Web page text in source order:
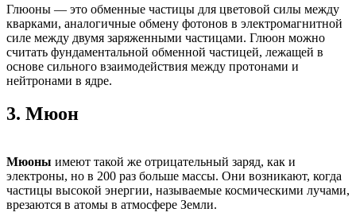
Глюоны — это обменные частицы для цветовой силы между
кварками, аналогичные обмену фотонов в электромагнитной
силе между двумя заряженными частицами. Глюон можно
считать фундаментальной обменной частицей, лежащей в
основе сильного взаимодействия между протонами и
нейтронами в ядре.
3. Мюон
Мюоны имеют такой же отрицательный заряд, как и
электроны, но в 200 раз больше массы. Они возникают, когда
частицы высокой энергии, называемые космическими лучами,
врезаются в атомы в атмосфере Земли.